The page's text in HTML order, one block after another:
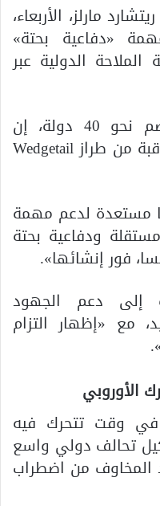
مارلز، الأربعاء،
«دفاعية بحتة»
الدولية عبر
وقال مارلز، عقب اجتماع ضم نحو 40 دولة، إن
أستراليا ستسهم بطائرة مراقبة من طراز Wedgetail
مستعدة لدعم مهمة
ودفاعية بحتة
فور إنشائها».
إلى دعم الجهود
مع «إظهار التزام
الأوروبي
في وقت تتحرك فيه
تحالف دولي واسع
المخاوف من اضطراب